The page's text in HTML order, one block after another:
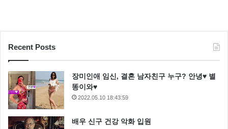
Recent Posts
장미인애 임신, 결혼 남자친구 누구? 안녕♥ 별
똥이와♥
2022.05.10 18:43:59
배우 신구 건강 악화 입원